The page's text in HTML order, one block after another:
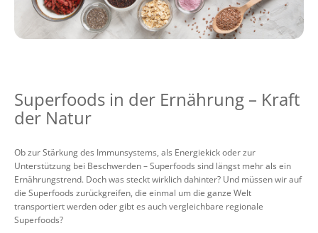
Superfoods in der Ernährung – Kraft
der Natur
Ob zur Stärkung des Immunsystems, als Energiekick oder zur
Unterstützung bei Beschwerden – Superfoods sind längst mehr als ein
Ernährungstrend. Doch was steckt wirklich dahinter? Und müssen wir auf
die Superfoods zurückgreifen, die einmal um die ganze Welt
transportiert werden oder gibt es auch vergleichbare regionale
Superfoods?